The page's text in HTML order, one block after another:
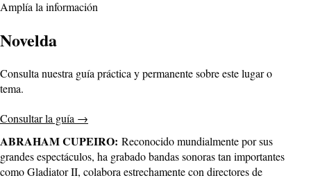
Amplía la información
Novelda
Consulta nuestra guía práctica y permanente sobre este lugar o
tema.
Consultar la guía →
ABRAHAM CUPEIRO: Reconocido mundialmente por sus
grandes espectáculos, ha grabado bandas sonoras tan importantes
como Gladiator II, colabora estrechamente con directores de